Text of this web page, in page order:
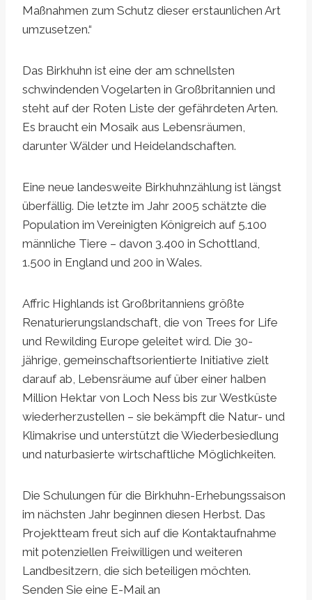
Maßnahmen zum Schutz dieser erstaunlichen Art
umzusetzen.“
Das Birkhuhn ist eine der am schnellsten
schwindenden Vogelarten in Großbritannien und
steht auf der Roten Liste der gefährdeten Arten.
Es braucht ein Mosaik aus Lebensräumen,
darunter Wälder und Heidelandschaften.
Eine neue landesweite Birkhuhnzählung ist längst
überfällig. Die letzte im Jahr 2005 schätzte die
Population im Vereinigten Königreich auf 5.100
männliche Tiere – davon 3.400 in Schottland,
1.500 in England und 200 in Wales.
Affric Highlands ist Großbritanniens größte
Renaturierungslandschaft, die von Trees for Life
und Rewilding Europe geleitet wird. Die 30-
jährige, gemeinschaftsorientierte Initiative zielt
darauf ab, Lebensräume auf über einer halben
Million Hektar von Loch Ness bis zur Westküste
wiederherzustellen – sie bekämpft die Natur- und
Klimakrise und unterstützt die Wiederbesiedlung
und naturbasierte wirtschaftliche Möglichkeiten.
Die Schulungen für die Birkhuhn-Erhebungssaison
im nächsten Jahr beginnen diesen Herbst. Das
Projektteam freut sich auf die Kontaktaufnahme
mit potenziellen Freiwilligen und weiteren
Landbesitzern, die sich beteiligen möchten.
Senden Sie eine E-Mail an